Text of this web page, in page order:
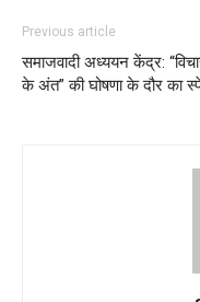
Previous article
समाजवादी अध्ययन केंद्र:
के अंत” की घोषणा के दौर का